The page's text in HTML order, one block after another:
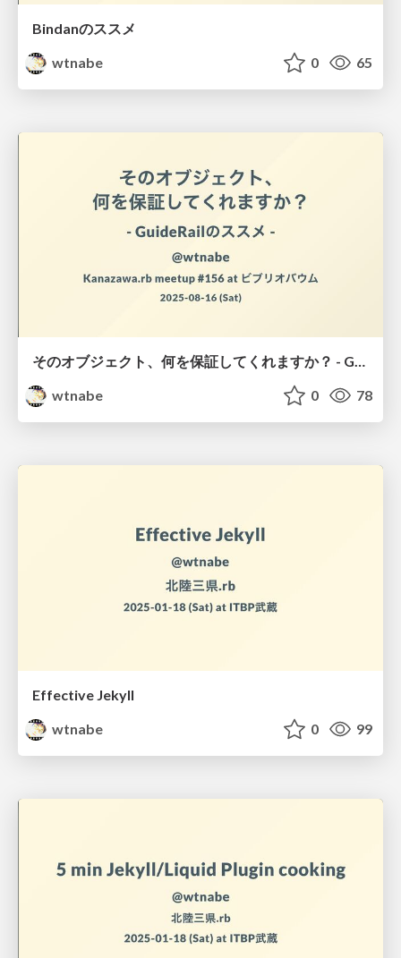
Bindanのススメ
wtnabe
0 65
そのオブジェクト、何を保証してくれますか？ - GuideRailのススメ -
wtnabe
0 78
Effective Jekyll
wtnabe
0 99